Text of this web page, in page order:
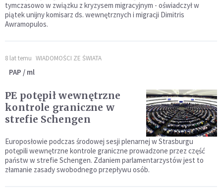
tymczasowo w związku z kryzysem migracyjnym - oświadczył w
piątek unijny komisarz ds. wewnętrznych i migracji Dimitris
Awramopulos.
8 lat temu WIADOMOŚCI ZE ŚWIATA
PAP / ml
PE potępił wewnętrzne
kontrole graniczne w
strefie Schengen
Europosłowie podczas środowej sesji plenarnej w Strasburgu
potępili wewnętrzne kontrole graniczne prowadzone przez część
państw w strefie Schengen. Zdaniem parlamentarzystów jest to
złamanie zasady swobodnego przepływu osób.